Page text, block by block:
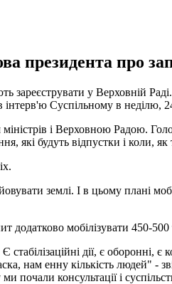
президента про
зареєструвати у Верховній
Суспільному в неділю,
і Верховною Радою.
які будуть відпустки і
землі. І в цьому плані
додатково мобілізувати 450-
дії, є
нам енну кількість людей"
консультації і